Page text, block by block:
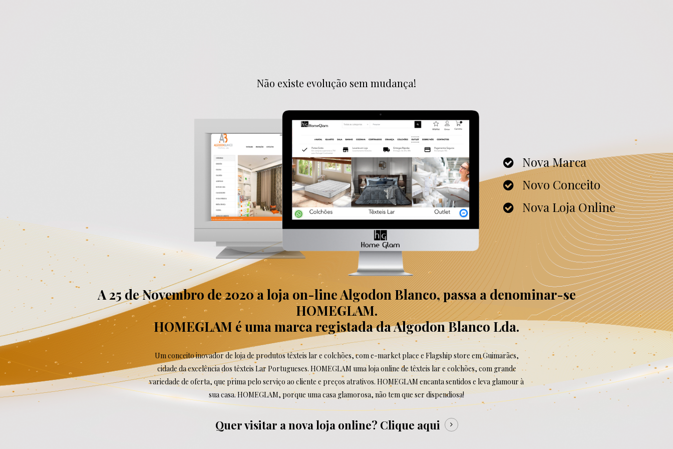
Não existe evolução sem mudança!
Nova Marca
Novo Conceito
Nova Loja Online
A 25 de Novembro de 2020 a loja on-line Algodon Blanco, passa a denominar-se
HOMEGLAM.
HOMEGLAM é uma marca registada da Algodon Blanco Lda.
Um conceito inovador de loja de produtos têxteis lar e colchões, com e-market place e Flagship store em Guimarães,
cidade da excelência dos têxteis Lar Portugueses. HOMEGLAM uma loja online de têxteis lar e colchões, com grande
variedade de oferta, que prima pelo serviço ao cliente e preços atrativos. HOMEGLAM encanta sentidos e leva glamour à
sua casa. HOMEGLAM, porque uma casa glamorosa, não tem que ser dispendiosa!
Quer visitar a nova loja online? Clique aqui